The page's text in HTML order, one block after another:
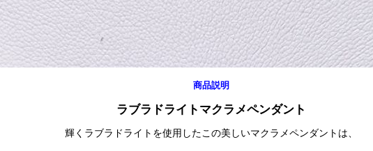
商品説明
ラブラドライトマクラメペンダント
輝くラブラドライトを使用したこの美しいマクラメペンダントは、